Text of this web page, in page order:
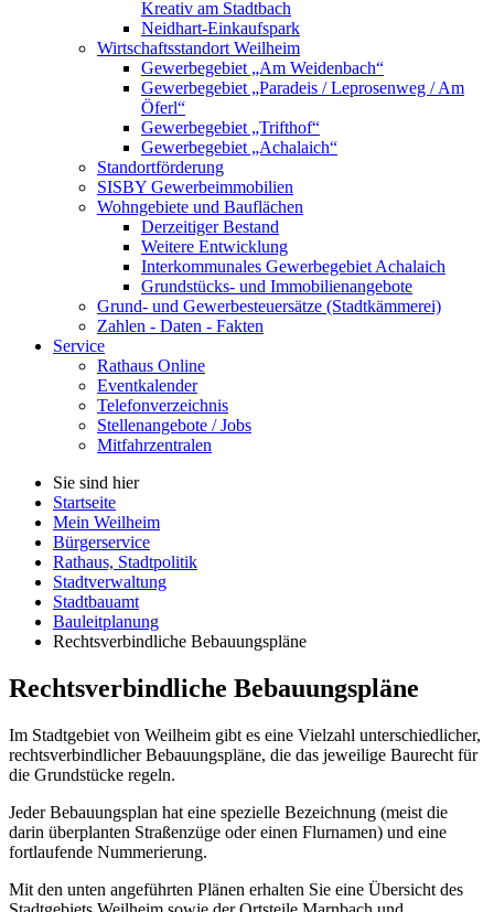
Kreativ am Stadtbach
Neidhart-Einkaufspark
Wirtschaftsstandort Weilheim
Gewerbegebiet „Am Weidenbach“
Gewerbegebiet „Paradeis / Leprosenweg / Am
Öferl“
Gewerbegebiet „Trifthof“
Gewerbegebiet „Achalaich“
Standortförderung
SISBY Gewerbeimmobilien
Wohngebiete und Bauflächen
Derzeitiger Bestand
Weitere Entwicklung
Interkommunales Gewerbegebiet Achalaich
Grundstücks- und Immobilienangebote
Grund- und Gewerbesteuersätze (Stadtkämmerei)
Zahlen - Daten - Fakten
Service
Rathaus Online
Eventkalender
Telefonverzeichnis
Stellenangebote / Jobs
Mitfahrzentralen
Sie sind hier
Startseite
Mein Weilheim
Bürgerservice
Rathaus, Stadtpolitik
Stadtverwaltung
Stadtbauamt
Bauleitplanung
Rechtsverbindliche Bebauungspläne
Rechtsverbindliche Bebauungspläne
Im Stadtgebiet von Weilheim gibt es eine Vielzahl unterschiedlicher,
rechtsverbindlicher Bebauungspläne, die das jeweilige Baurecht für
die Grundstücke regeln.
Jeder Bebauungsplan hat eine spezielle Bezeichnung (meist die
darin überplanten Straßenzüge oder einen Flurnamen) und eine
fortlaufende Nummerierung.
Mit den unten angeführten Plänen erhalten Sie eine Übersicht des